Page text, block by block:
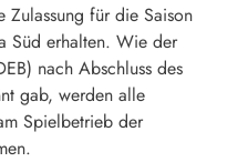
für die Saison
erhalten. Wie der
nach Abschluss des
gab, werden alle
Spielbetrieb der